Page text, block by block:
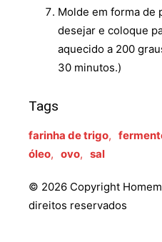
Molde em forma de
desejar e coloque
aquecido a 200
30 minutos.)
Tags
farinha de trigo,
óleo, ovo, sal
© 2026 Copyright
direitos reservados